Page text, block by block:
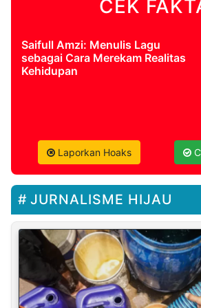
CEK
Saifull Amzi: Menulis Lagu
sebagai Cara Merekam Realitas
Kehidupan
Laporkan Hoaks
JURNALISME HIJAU